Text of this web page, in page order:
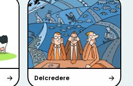
Delcredere